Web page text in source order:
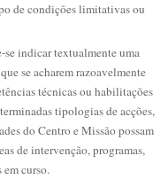
de condições limitativas ou
se indicar textualmente uma
se acharem razoavelmente
técnicas ou habilitações
tipologias de acções,
do Centro e Missão possam
de intervenção, programas,
curso.